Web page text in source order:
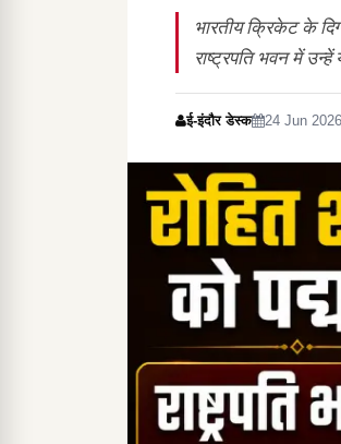
भारतीय क्रिकेट के
राष्ट्रपति भवन में
ई-इंदौर डेस्क 24 Jun 2026